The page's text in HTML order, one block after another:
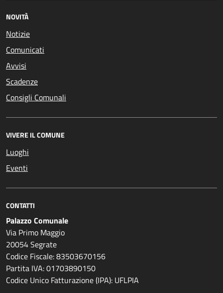
NOVITÀ
Notizie
Comunicati
Avvisi
Scadenze
Consigli Comunali
VIVERE IL COMUNE
Luoghi
Eventi
CONTATTI
Palazzo Comunale
Via Primo Maggio
20054 Segrate
Codice Fiscale: 83503670156
Partita IVA: 01703890150
Codice Unico Fatturazione (IPA): UFLPIA